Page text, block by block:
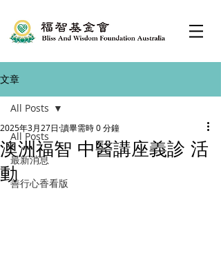
文章
All Posts
最新消息
善行心香看版
All Posts
澳洲福智 中醫講座義診 活
動
2025年3月27日 讀畢需時 0 分鐘